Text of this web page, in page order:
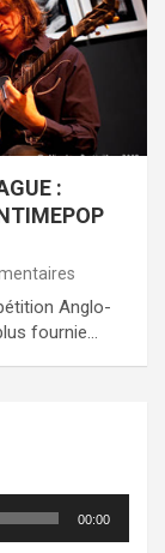
:
Anglo-
fournie…
00:00